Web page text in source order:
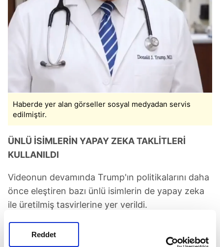
Reddet
Haberde yer alan görseller sosyal medyadan servis
edilmiştir.
ÜNLÜ İSİMLERİN YAPAY ZEKA TAKLİTLERİ
KULLANILDI
Videonun devamında Trump'ın politikalarını daha
önce eleştiren bazı ünlü isimlerin de yapay zeka
ile üretilmiş tasvirlerine yer verildi.
Robert De Niro, Edward Norton, Julia Roberts ve
Whoopi Goldberg gibi isimlerin yapay zeka